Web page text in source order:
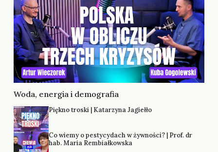
Woda, energia i demografia
Piękno troski | Katarzyna Jagiełło
Co wiemy o pestycydach w żywności? | Prof. dr
hab. Maria Rembiałkowska